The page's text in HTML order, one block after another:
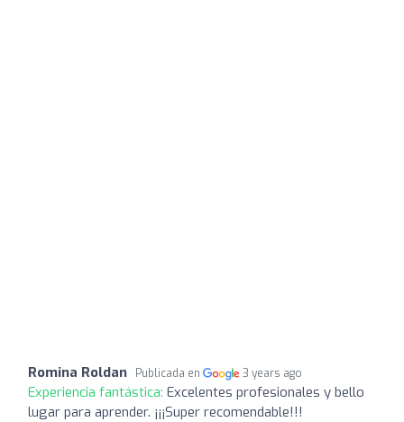
Romina Roldan Publicada en 3 years ago
Experiencia fantástica: Excelentes profesionales y bello
lugar para aprender. ¡¡¡Super recomendable!!!